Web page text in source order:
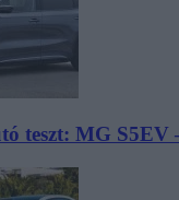
teszt: MG S5EV